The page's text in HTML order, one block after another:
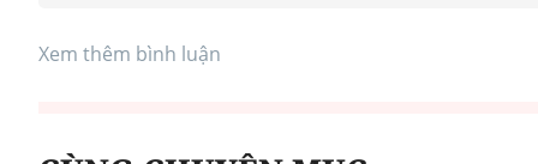
Xem thêm bình luận